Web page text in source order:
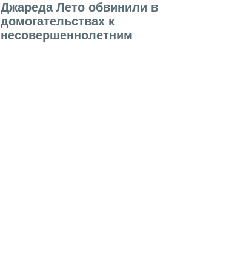
Джареда Лето обвинили в
домогательствах к
несовершеннолетним